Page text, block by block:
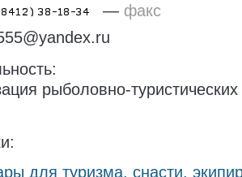
— факс
рыболовно-
для туризма, снасти,